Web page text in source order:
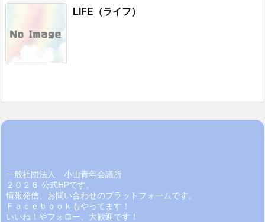
LIFE（ライフ）
一般社団法人 小山青年会議所
２０２６ 公式HPです。
情報発信、お問い合わせのプラットフォームです。
Ｆａｃｅｂｏｏｋもやってます！
いいね！やフォロー、大歓迎です！